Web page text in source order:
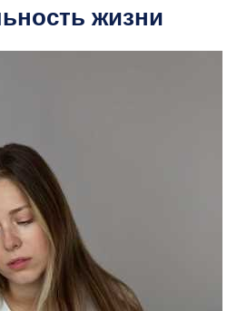
жизни